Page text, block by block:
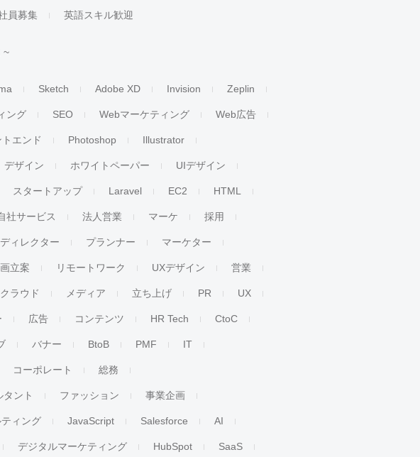
員募集 英語スキル歓迎
~
Sketch Adobe XD Invision Zeplin
ング SEO Webマーケティング Web広告
エンド Photoshop Illustrator
デザイン ホワイトペーパー UIデザイン
スタートアップ Laravel EC2 HTML
社サービス 法人営業 マーケ 採用
ディレクター プランナー マーケター
立案 リモートワーク UXデザイン 営業
クラウド メディア 立ち上げ PR UX
広告 コンテンツ HR Tech CtoC
バナー BtoB PMF IT
コーポレート 総務
タント ファッション 事業企画
ィング JavaScript Salesforce AI
デジタルマーケティング HubSpot SaaS